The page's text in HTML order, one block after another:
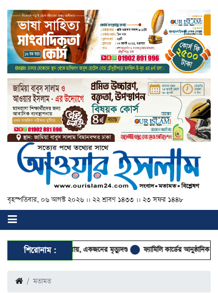
বৃহস্পতিবার, ০৬ আগস্ট ২০২৬ ।। ২২ শ্রাবণ ১৪৩৩ ।। ২৩ সফর ১৪৪৮
শিরোনাম :
রায়, একজনের মৃত্যুদণ্ড ফ্যামিলি কার্ডের আনুষ্ঠানিক উদ্বোধন ১৬ আগস্ট, ৪
মতামত